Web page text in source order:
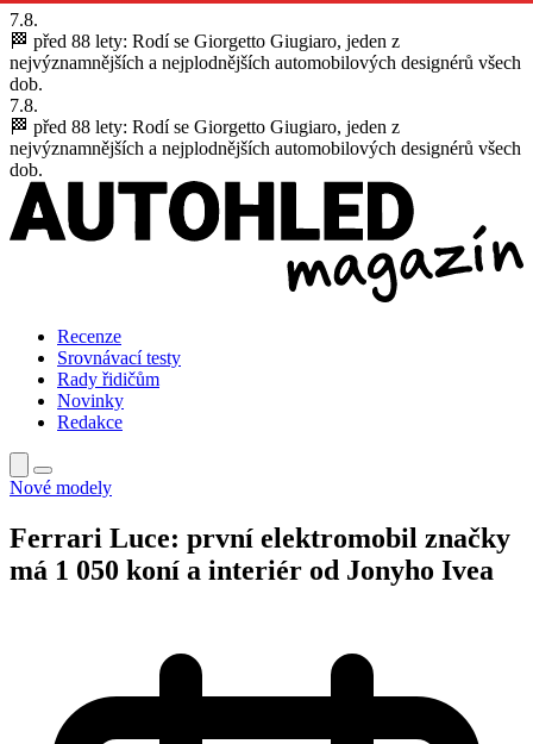
7.8.
🏁 před 88 lety: Rodí se Giorgetto Giugiaro, jeden z
nejvýznamnějších a nejplodnějších automobilových designérů všech
dob.
7.8.
🏁 před 88 lety: Rodí se Giorgetto Giugiaro, jeden z
nejvýznamnějších a nejplodnějších automobilových designérů všech
dob.
Recenze
Srovnávací testy
Rady řidičům
Novinky
Redakce
Nové modely
Ferrari Luce: první elektromobil značky
má 1 050 koní a interiér od Jonyho Ivea